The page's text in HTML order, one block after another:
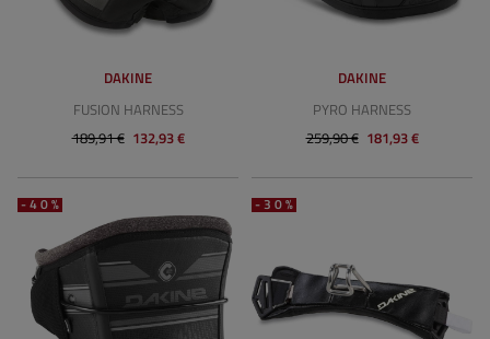
DAKINE
FUSION HARNESS
189,91 € 132,93 €
DAKINE
PYRO HARNESS
259,90 € 181,93 €
-40% -30%